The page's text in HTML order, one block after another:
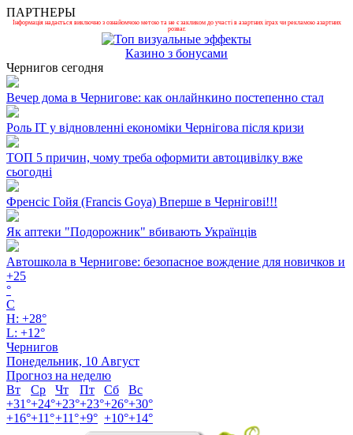
ПАРТНЕРЫ
Інформація надається виключно з ознайомчою метою та не є закликом до участі в азартних іграх чи рекламою азартних
розваг.
Казино з бонусами
Чернигов сегодня
Вечер дома в Чернигове: как онлайнкино постепенно стал
Роль ІТ у відновленні економіки Чернігова після кризи
ТОП 5 причин, чому треба оформити автоцивілку вже
сьогодні
Френсіс Гойя (Francis Goya) Вперше в Чернігові!!!
Як аптеки "Подорожник" вбивають Українців
Автошкола в Чернигове: безопасное вождение для новичков и
+25
°
C
H: +28°
L: +12°
Чернигов
Понедельник, 10 Август
Прогноз на неделю
Вт
Ср Чт Пт Сб
Вс
+31°+24°+23°+23°+26°+30°
+16°+11°+11°+9° +10°+14°